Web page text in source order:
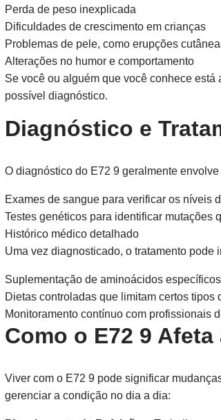
Perda de peso inexplicada
Dificuldades de crescimento em crianças
Problemas de pele, como erupções
Alterações no humor e comportamento
Se você ou alguém que você conhece
possível diagnóstico.
Diagnóstico e
O diagnóstico do E72 9 geralmente
Exames de sangue para verificar os níveis
Testes genéticos para identificar mutações
Histórico médico detalhado
Uma vez diagnosticado, o tratamento pode
Suplementação de aminoácidos específicos
Dietas controladas que limitam certos tipos
Monitoramento contínuo com profissionais
Como o E72 9
Viver com o E72 9 pode significar
gerenciar a condição no dia a dia: